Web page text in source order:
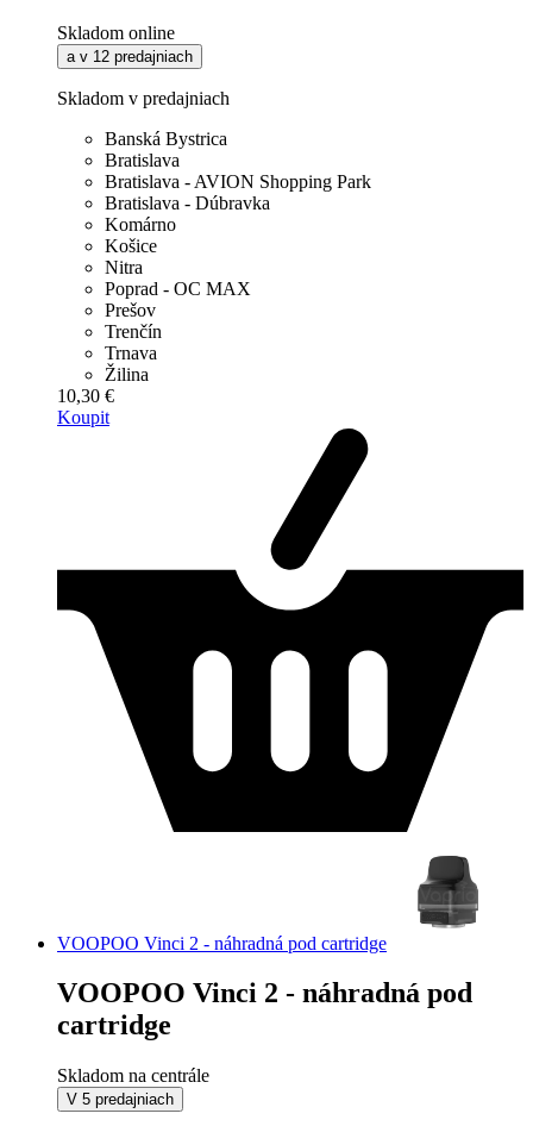
Skladom online
a v 12 predajniach
Skladom v predajniach
Banská Bystrica
Bratislava
Bratislava - AVION Shopping Park
Bratislava - Dúbravka
Komárno
Košice
Nitra
Poprad - OC MAX
Prešov
Trenčín
Trnava
Žilina
10,30 €
Koupit
VOOPOO Vinci 2 - náhradná pod cartridge
VOOPOO Vinci 2 - náhradná pod
cartridge
Skladom na centrále
V 5 predajniach